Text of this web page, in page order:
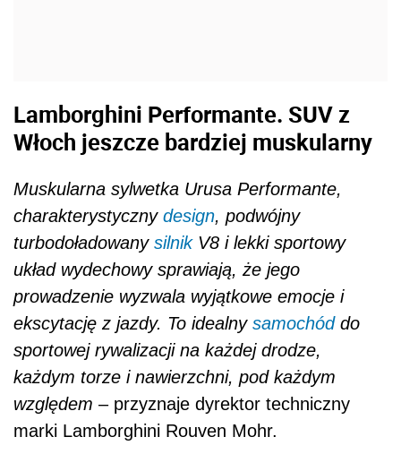
Lamborghini Performante. SUV z
Włoch jeszcze bardziej muskularny
Muskularna sylwetka Urusa Performante,
charakterystyczny design, podwójny
turbodoładowany silnikV8 i lekki sportowy
układ wydechowy sprawiają, że jego
prowadzenie wyzwala wyjątkowe emocje i
ekscytację z jazdy. To idealny samochóddo
sportowej rywalizacji na każdej drodze,
każdym torze i nawierzchni, pod każdym
względem – przyznaje dyrektor techniczny
marki Lamborghini Rouven Mohr.